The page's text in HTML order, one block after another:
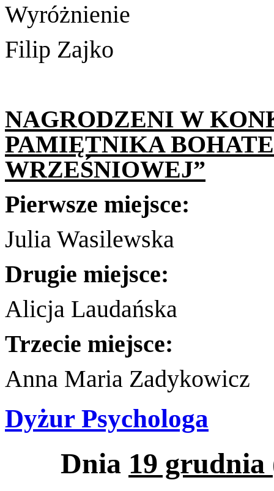
Wyróżnienie
Filip Zajko
NAGRODZENI W
PAMIĘTNIKA
WRZEŚNIOWEJ”
Pierwsze miejsce:
Julia Wasilewska
Drugie miejsce:
Alicja Laudańska
Trzecie miejsce:
Anna Maria Zadykowicz
Dyżur Psychologa
Dnia 19 grudnia